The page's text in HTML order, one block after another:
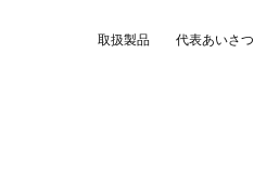
取扱製品 代表あいさつ